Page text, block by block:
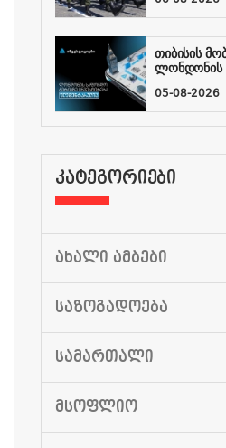
თიბისის
ლონდონის
05-08-2026
ᲙᲐᲢᲔᲒᲝᲠᲘᲔᲑᲘ
ᲐᲮᲐᲚᲘ ᲐᲛᲑᲔᲑᲘ
ᲡᲐᲖᲝᲒᲐᲓᲝᲔᲑᲐ
ᲡᲐᲛᲐᲠᲗᲐᲚᲘ
ᲛᲡᲝᲤᲚᲘᲝ